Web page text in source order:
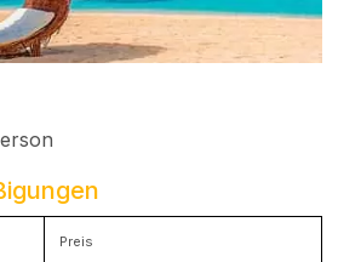
Preis